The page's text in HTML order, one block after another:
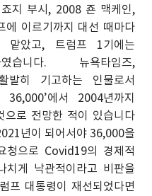
지 부시, 2008 죤 맥케인,
이르기까지 대선 때마다
았고, 트럼프 1기에는
습니다. 뉴욕타임즈,
발히 기고하는 인물로서
에서 2004년까지
로 전망한 적이 있습니다
년이 되어서야 36,000을
청으로 Covid19의 경제적
치게 낙관적이라고 비판을
프 대통령이 재선되었다면